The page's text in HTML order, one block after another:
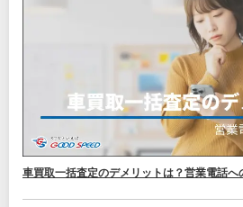
車買取一括査定のデメリットは？営業電話へ